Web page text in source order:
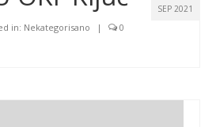
SEP 2021
in: Nekategorisano | 0